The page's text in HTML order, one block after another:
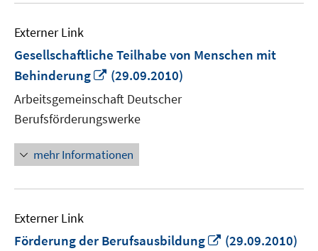
Externer Link
Gesellschaftliche Teilhabe von Menschen mit
Behinderung
In
neuem
Fenster
öffnen
(29.09.2010)
Arbeitsgemeinschaft Deutscher
Berufsförderungswerke
mehr Informationen
Externer Link
Förderung der Berufsausbildung
In
(29.09.2010)